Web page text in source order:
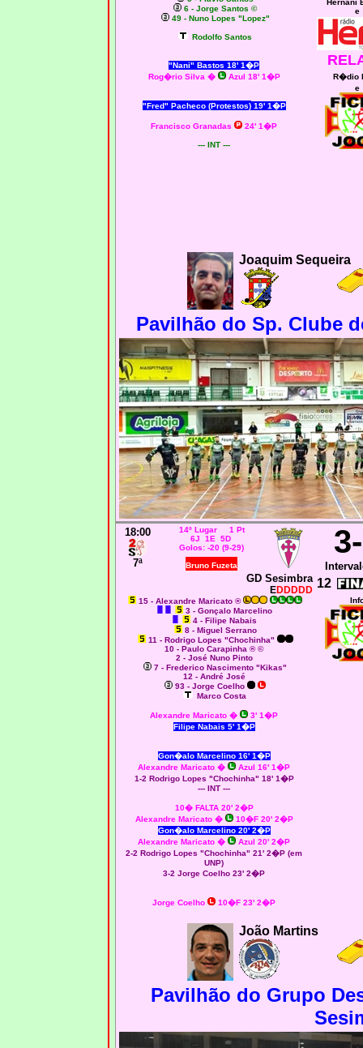
6 - Jorge Santos ©
49 - Nuno Lopes "Lopez"
Rodolfo Santos
"Nani" Bastos 18' 1�P
Rog�rio Silva � Azul 18' 1�P
"Fred" Pacheco (Protestos)19' 1�P
Francisco Granadas 24' 1�P
--- INT ---
Hernâni
e
R�dio
e
Joaquim Sequeira
Pavilhão do Sp. Clube
18:00
7ª
14º Lugar 1 Pt
6J 1E 5D
Golos: -20 (9-29)
Bruno Fuzeta
GD Sesimbra
EDDDDD 12
15 - Alexandre Maricato ®
3 - Gonçalo Marcelino
4 - Filipe Nabais
8 - Miguel Serrano
11 - Rodrigo Lopes "Chochinha"
10 - Paulo Carapinha ® ©
2 - José Nuno Pinto
7 - Frederico Nascimento "Kikas"
12 - André José
93 - Jorge Coelho
Marco Costa
Alexandre Maricato �
3' 1�P
Filipe Nabais 5' 1�P
Gon�alo Marcelino 16' 1�P
Alexandre Maricato �
Azul 16' 1�P
1-2 Rodrigo Lopes "Chochinha" 18' 1�P
--- INT ---
10� FALTA 20' 2�P
Alexandre Maricato �
10�F 20' 2�P
Gon�alo Marcelino 20' 2�P
Alexandre Maricato �
Azul 20' 2�P
2-2 Rodrigo Lopes "Chochinha" 21' 2�P (em
UNP)
3-2 Jorge Coelho 23' 2�P
Jorge Coelho 10�F 23' 2�P
João Martins
Pavilhão do Grupo